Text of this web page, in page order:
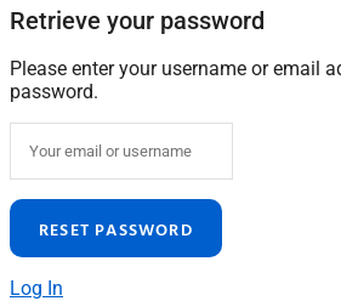
Retrieve your password
Please enter your username or email
password.
Log In